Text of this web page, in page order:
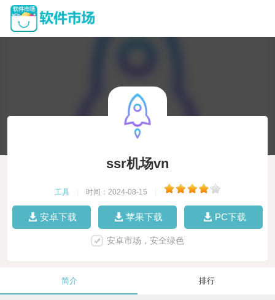
ssr机场vn
工具 时间：2024-08-15
安卓下载 苹果下载 PC下载
安卓市场，安全绿色
简介 排行